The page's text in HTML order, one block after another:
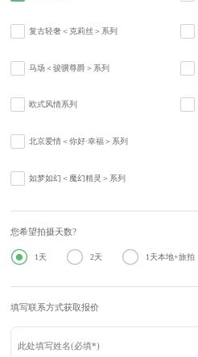
复古轻奢＜克莉丝＞系列
马场＜骏骥尊爵＞系列
欧式风情系列
北京爱情＜你好·幸福＞系列
如梦如幻＜魔幻精灵＞系列
您希望拍摄天数?
 1天  2天  1天本地+旅拍
填写联系方式获取报价